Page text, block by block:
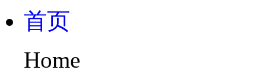
首页
Home